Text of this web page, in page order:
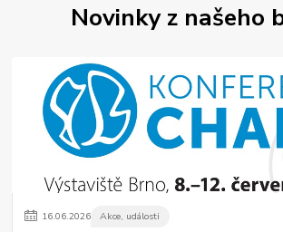
Novinky z našeho
16.06.2026 Akce, události